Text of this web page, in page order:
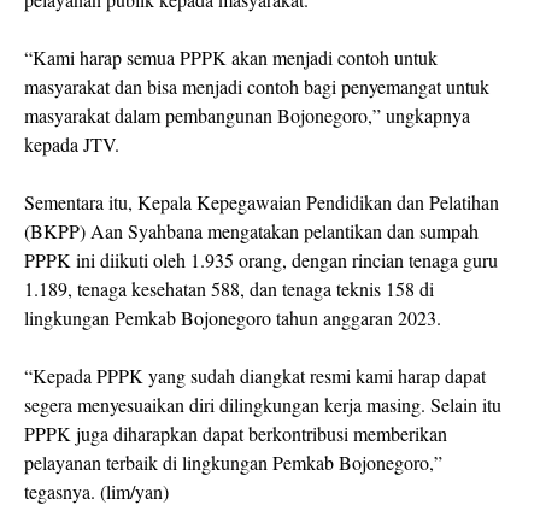
“Kami harap semua PPPK akan menjadi contoh untuk
masyarakat dan bisa menjadi contoh bagi penyemangat untuk
masyarakat dalam pembangunan Bojonegoro,” ungkapnya
kepada JTV.
Sementara itu, Kepala Kepegawaian Pendidikan dan Pelatihan
(BKPP) Aan Syahbana mengatakan pelantikan dan sumpah
PPPK ini diikuti oleh 1.935 orang, dengan rincian tenaga guru
1.189, tenaga kesehatan 588, dan tenaga teknis 158 di
lingkungan Pemkab Bojonegoro tahun anggaran 2023.
“Kepada PPPK yang sudah diangkat resmi kami harap dapat
segera menyesuaikan diri dilingkungan kerja masing. Selain itu
PPPK juga diharapkan dapat berkontribusi memberikan
pelayanan terbaik di lingkungan Pemkab Bojonegoro,”
tegasnya. (lim/yan)